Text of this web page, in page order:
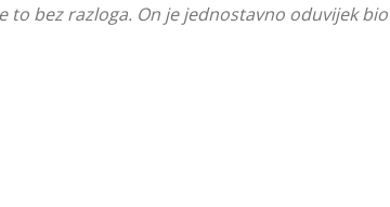
to bez razloga. On je jednostavno oduvijek bio